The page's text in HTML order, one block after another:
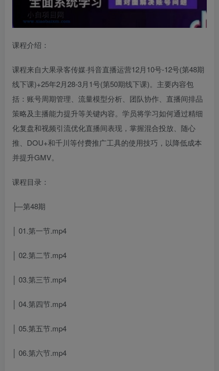
课程介绍：
课程来自大果录客传媒·抖音直播运营12月10号-12号(第48期
线下课)+25年2月28-3月1号(第50期线下课)。主要内容包
括：账号周期管理、流量模型分析、团队协作、直播间排品
策略及主播能力提升等关键内容。学员将学习如何通过精细
化复盘和视频引流优化直播间表现，掌握混合投放、随心
推、DOU+和千川等付费推广工具的使用技巧，以降低成本
并提升GMV。
课程目录：
├─第48期
│ 01.第一节.mp4
│ 02.第二节.mp4
│ 03.第三节.mp4
│ 04.第四节.mp4
│ 05.第五节.mp4
│ 06.第六节.mp4